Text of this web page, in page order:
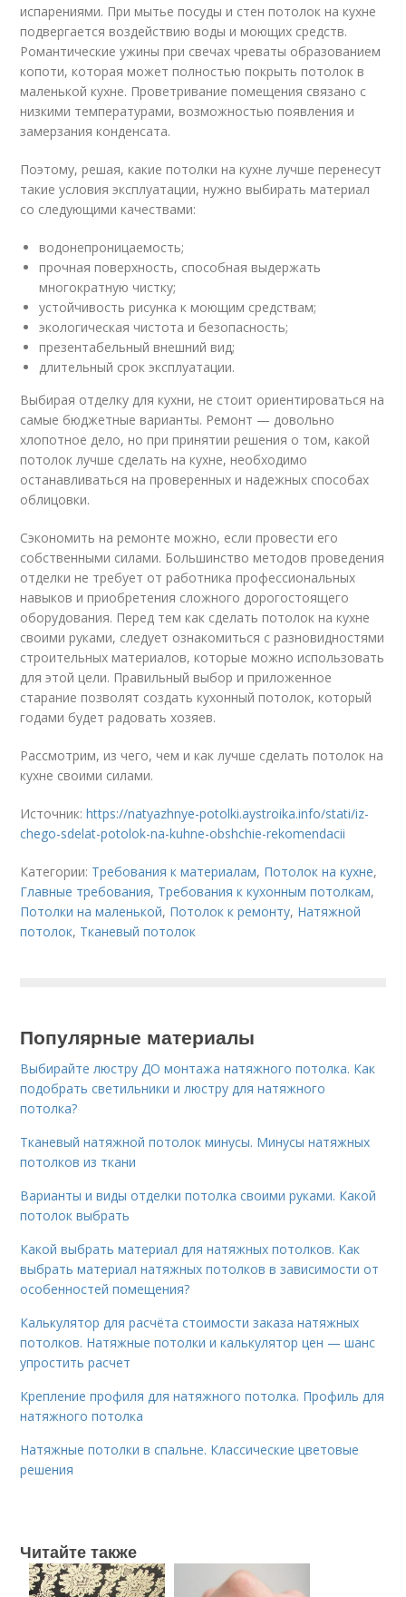
испарениями. При мытье посуды и стен потолок на кухне
подвергается воздействию воды и моющих средств.
Романтические ужины при свечах чреваты образованием
копоти, которая может полностью покрыть потолок в
маленькой кухне. Проветривание помещения связано с
низкими температурами, возможностью появления и
замерзания конденсата.
Поэтому, решая, какие потолки на кухне лучше перенесут
такие условия эксплуатации, нужно выбирать материал
со следующими качествами:
водонепроницаемость;
прочная поверхность, способная выдержать
многократную чистку;
устойчивость рисунка к моющим средствам;
экологическая чистота и безопасность;
презентабельный внешний вид;
длительный срок эксплуатации.
Выбирая отделку для кухни, не стоит ориентироваться на
самые бюджетные варианты. Ремонт — довольно
хлопотное дело, но при принятии решения о том, какой
потолок лучше сделать на кухне, необходимо
останавливаться на проверенных и надежных способах
облицовки.
Сэкономить на ремонте можно, если провести его
собственными силами. Большинство методов проведения
отделки не требует от работника профессиональных
навыков и приобретения сложного дорогостоящего
оборудования. Перед тем как сделать потолок на кухне
своими руками, следует ознакомиться с разновидностями
строительных материалов, которые можно использовать
для этой цели. Правильный выбор и приложенное
старание позволят создать кухонный потолок, который
годами будет радовать хозяев.
Рассмотрим, из чего, чем и как лучше сделать потолок на
кухне своими силами.
Источник:https://natyazhnye-potolki.aystroika.info/stati/iz-
chego-sdelat-potolok-na-kuhne-obshchie-rekomendacii
Категории: Требования к материалам, Потолок на кухне,
Главные требования, Требования к кухонным потолкам,
Потолки на маленькой, Потолок к ремонту, Натяжной
потолок, Тканевый потолок
Популярные материалы
Выбирайте люстру ДО монтажа натяжного потолка. Как
подобрать светильники и люстру для натяжного
потолка?
Тканевый натяжной потолок минусы. Минусы натяжных
потолков из ткани
Варианты и виды отделки потолка своими руками. Какой
потолок выбрать
Какой выбрать материал для натяжных потолков. Как
выбрать материал натяжных потолков в зависимости от
особенностей помещения?
Калькулятор для расчёта стоимости заказа натяжных
потолков. Натяжные потолки и калькулятор цен — шанс
упростить расчет
Крепление профиля для натяжного потолка. Профиль для
натяжного потолка
Натяжные потолки в спальне. Классические цветовые
решения
Читайте также